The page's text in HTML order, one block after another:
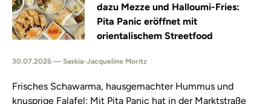
dazu Mezze und Halloumi-Fries:
Pita Panic eröffnet mit
orientalischem Streetfood
30.07.2026 — Saskia-Jacqueline Moritz
Frisches Schawarma, hausgemachter Hummus und
knusprige Falafel: Mit Pita Panic hat in der Marktstraße